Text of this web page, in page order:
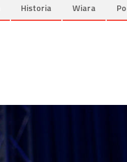
Historia Wiara